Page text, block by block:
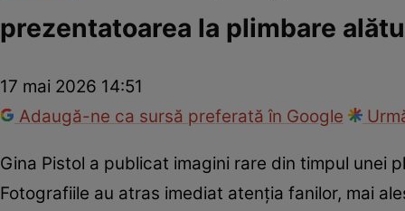
prezentatoarea la plimbare
17 mai 2026 14:51
Adaugă-ne ca sursă preferată în Google
Gina Pistol a publicat imagini rare din timpul unei
Fotografiile au atras imediat atenția fanilor, mai